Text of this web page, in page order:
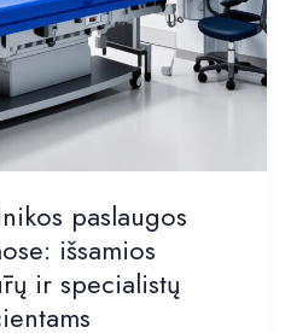
paslaugos
išsamios
ir specialistų